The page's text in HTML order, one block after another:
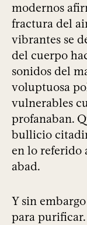
modernos
fractura del
vibrantes se
del cuerpo
sonidos del
voluptuosa
vulnerables
profanaban.
bullicio
en lo referido
abad.
Y sin
para